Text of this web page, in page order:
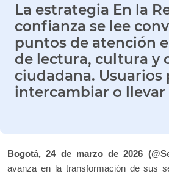
La estrategia En la
confianza se lee
puntos de atención
de lectura, cultura y
ciudadana. Usuarios
intercambiar o llevar
Bogotá, 24 de marzo de 2026
avanza en la transformación de sus